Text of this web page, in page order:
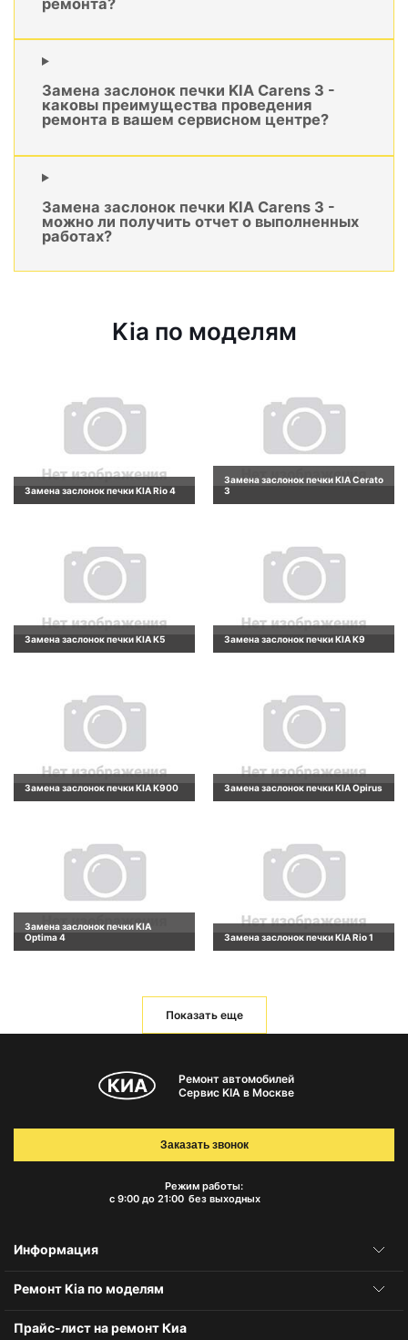
Замена заслонок печки KIA Carens 3 -
каковы преимущества проведения
ремонта в вашем сервисном центре?
Замена заслонок печки KIA Carens 3 -
можно ли получить отчет о выполненных
работах?
Kia по моделям
Замена заслонок печки KIA Rio 4
Замена заслонок печки KIA Cerato
3
Замена заслонок печки KIA K5 Замена заслонок печки KIA K9
Замена заслонок печки KIA K900 Замена заслонок печки KIA Opirus
Замена заслонок печки KIA
Optima 4
Замена заслонок печки KIA Rio 1
Показать еще
Ремонт автомобилей
Сервис KIA в Москве
Режим работы:
с 9:00 до 21:00 без выходных
Заказать звонок
Информация
Ремонт Kia по моделям
Прайс-лист на ремонт Киа